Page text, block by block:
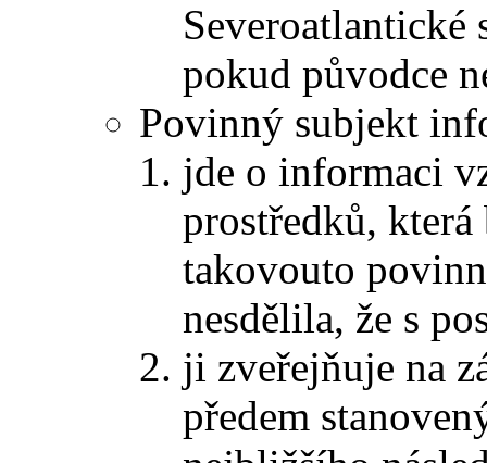
pokud původce
Povinný subjekt
jde o informaci
prostředků,
takovouto
nesdělila, že s
ji zveřejňuje na
předem